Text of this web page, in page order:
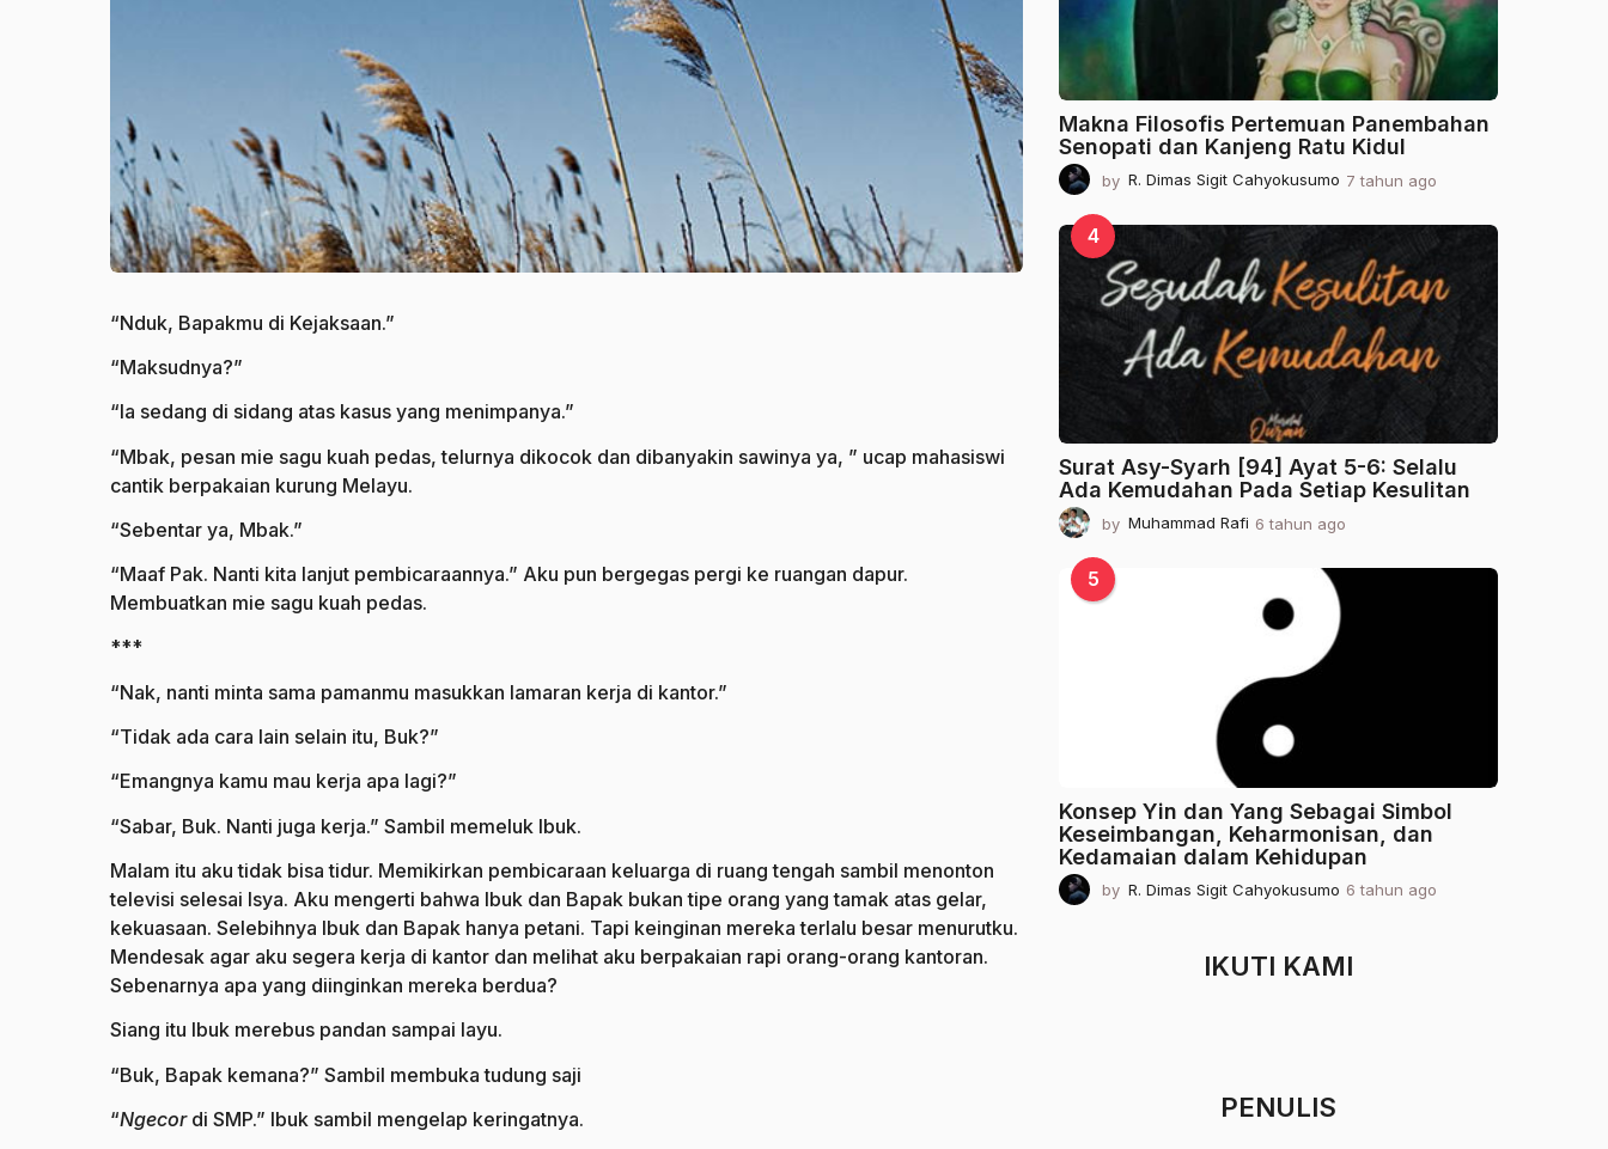
“Nduk, Bapakmu di Kejaksaan.”
“Maksudnya?”
“Ia sedang di sidang atas kasus yang menimpanya.”
“Mbak, pesan mie sagu kuah pedas, telurnya dikocok dan dibanyakin sawinya ya, ” ucap mahasiswi
cantik berpakaian kurung Melayu.
“Sebentar ya, Mbak.”
“Maaf Pak. Nanti kita lanjut pembicaraannya.” Aku pun bergegas pergi ke ruangan dapur.
Membuatkan mie sagu kuah pedas.
***
“Nak, nanti minta sama pamanmu masukkan lamaran kerja di kantor.”
“Tidak ada cara lain selain itu, Buk?”
“Emangnya kamu mau kerja apa lagi?”
“Sabar, Buk. Nanti juga kerja.” Sambil memeluk Ibuk.
Malam itu aku tidak bisa tidur. Memikirkan pembicaraan keluarga di ruang tengah sambil menonton
televisi selesai Isya. Aku mengerti bahwa Ibuk dan Bapak bukan tipe orang yang tamak atas gelar,
kekuasaan. Selebihnya Ibuk dan Bapak hanya petani. Tapi keinginan mereka terlalu besar menurutku.
Mendesak agar aku segera kerja di kantor dan melihat aku berpakaian rapi orang-orang kantoran.
Sebenarnya apa yang diinginkan mereka berdua?
Siang itu Ibuk merebus pandan sampai layu.
“Buk, Bapak kemana?” Sambil membuka tudung saji
“Ngecor di SMP.” Ibuk sambil mengelap keringatnya.
o
Makna Filosofis Pertemuan Panembahan
Senopati dan Kanjeng Ratu Kidul
by R. Dimas Sigit Cahyokusumo 7 tahun ago
a
h
n
a
o
4
Surat Asy-Syarh [94] Ayat 5-6: Selalu
Ada Kemudahan Pada Setiap Kesulitan
by Muhammad Rafi 6 tahun ago
a
5
Konsep Yin dan Yang Sebagai Simbol
Keseimbangan, Keharmonisan, dan
Kedamaian dalam Kehidupan
by R. Dimas Sigit Cahyokusumo 6 tahun ago
IKUTI KAMI
PENULIS